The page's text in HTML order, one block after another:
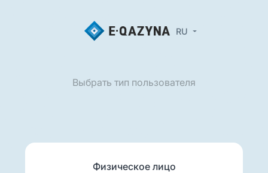
RU
Выбрать тип пользователя
Физическое лицо